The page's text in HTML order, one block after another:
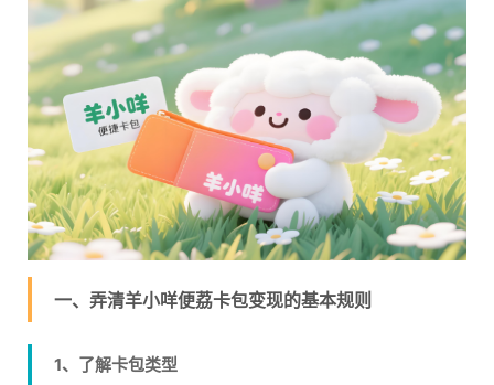
一、弄清羊小咩便荔卡包变现的基本规则
1、了解卡包类型